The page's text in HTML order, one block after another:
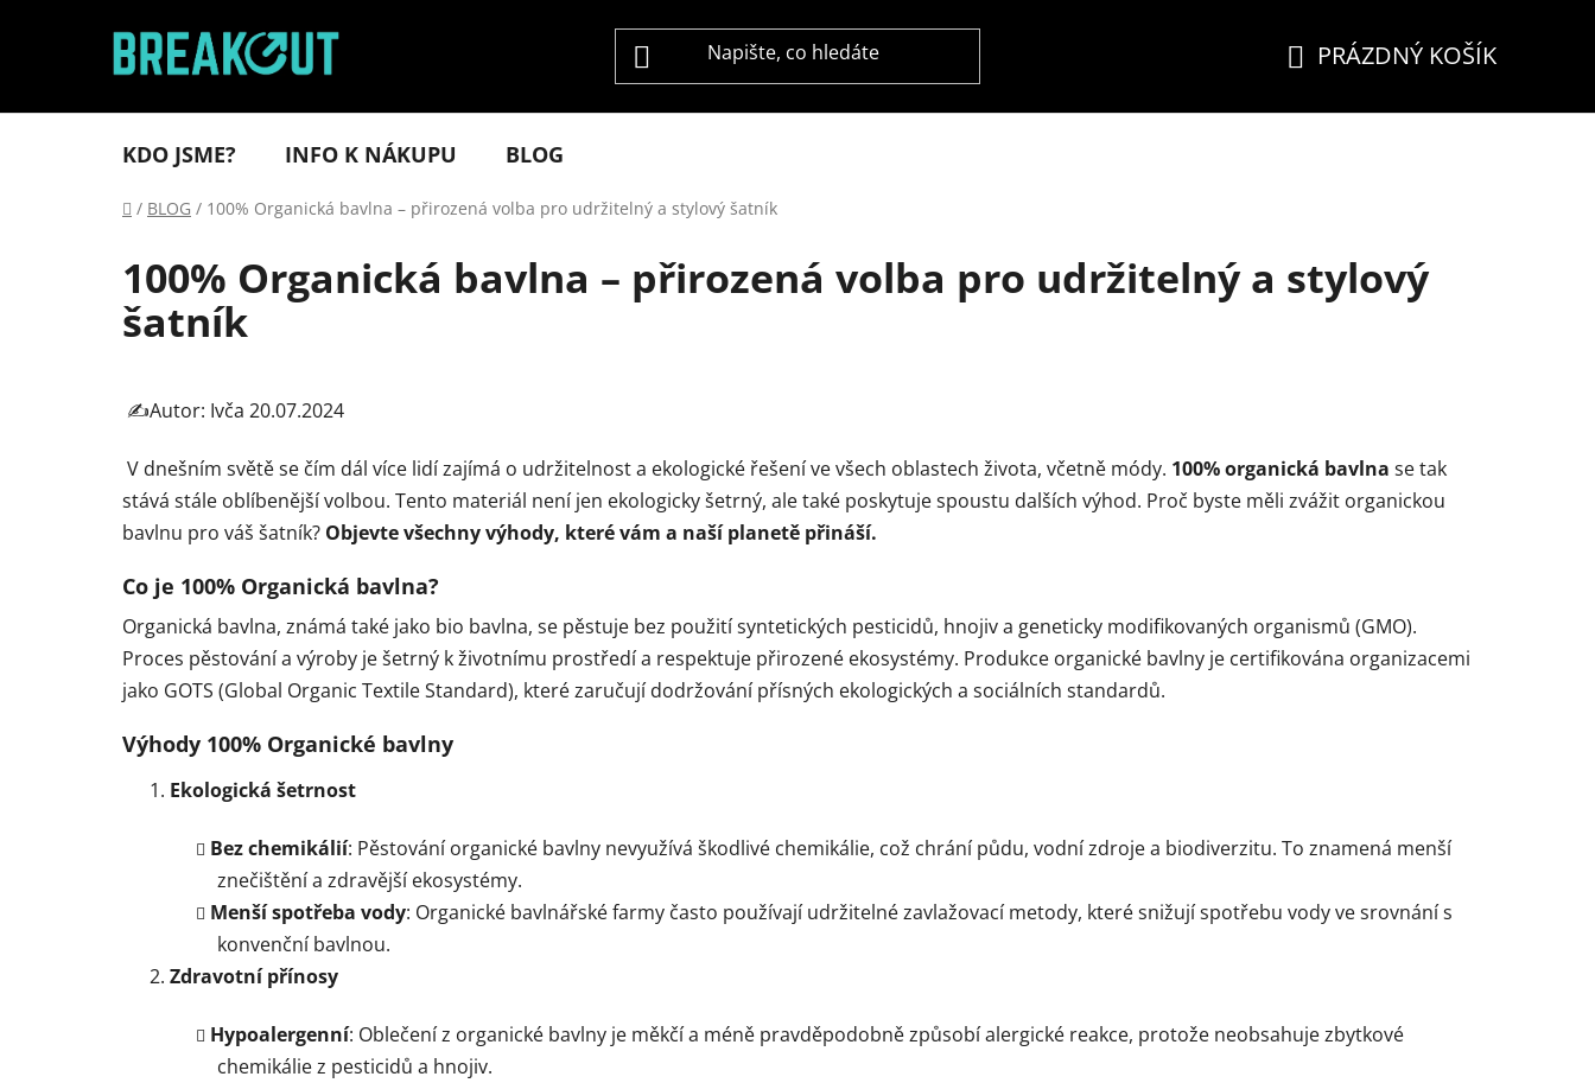
PRÁZDNÝ KOŠÍK
KDO JSME? INFO K NÁKUPU BLOG
Domů
/ BLOG / 100% Organická bavlna – přirozená volba pro udržitelný a stylový šatník
100% Organická bavlna – přirozená volba pro udržitelný a stylový
šatník
✍️Autor: Ivča 20.07.2024
V dnešním světě se čím dál více lidí zajímá o udržitelnost a ekologické řešení ve všech oblastech života, včetně módy. 100% organická bavlna se tak
stává stále oblíbenější volbou. Tento materiál není jen ekologicky šetrný, ale také poskytuje spoustu dalších výhod. Proč byste měli zvážit organickou
bavlnu pro váš šatník? Objevte všechny výhody, které vám a naší planetě přináší.
Co je 100% Organická bavlna?
Organická bavlna, známá také jako bio bavlna, se pěstuje bez použití syntetických pesticidů, hnojiv a geneticky modifikovaných organismů (GMO).
Proces pěstování a výroby je šetrný k životnímu prostředí a respektuje přirozené ekosystémy. Produkce organické bavlny je certifikována organizacemi
jako GOTS (Global Organic Textile Standard), které zaručují dodržování přísných ekologických a sociálních standardů.
Výhody 100% Organické bavlny
Ekologická šetrnost
Bez chemikálií: Pěstování organické bavlny nevyužívá škodlivé chemikálie, což chrání půdu, vodní zdroje a biodiverzitu. To znamená menší
znečištění a zdravější ekosystémy.
Menší spotřeba vody: Organické bavlnářské farmy často používají udržitelné zavlažovací metody, které snižují spotřebu vody ve srovnání s
konvenční bavlnou.
Zdravotní přínosy
Hypoalergenní: Oblečení z organické bavlny je měkčí a méně pravděpodobně způsobí alergické reakce, protože neobsahuje zbytkové
chemikálie z pesticidů a hnojiv.